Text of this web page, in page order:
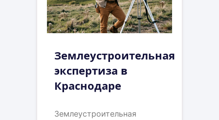
Землеустроительная
экспертиза в
Краснодаре
Землеустроительная